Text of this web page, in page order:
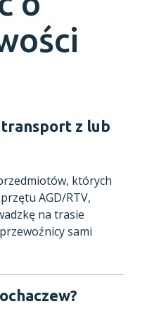
z lub
których
AGD/RTV,
na trasie
sami